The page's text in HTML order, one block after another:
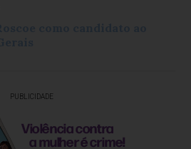
PUBLICIDADE